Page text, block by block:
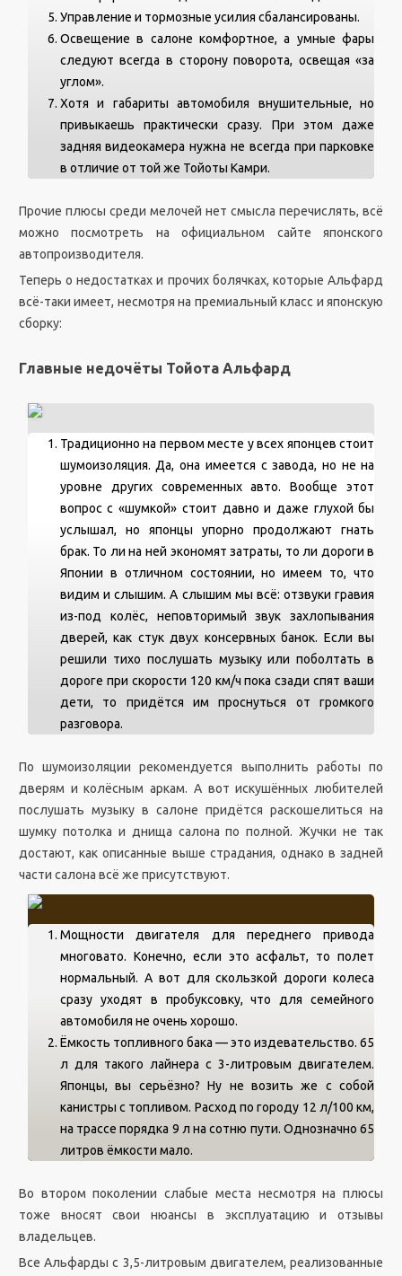
Управление и тормозные усилия сбалансированы.
Освещение в салоне комфортное, а умные фары
следуют всегда в сторону поворота, освещая «за
углом».
Хотя и габариты автомобиля внушительные, но
привыкаешь практически сразу. При этом даже
задняя видеокамера нужна не всегда при парковке
в отличие от той же Тойоты Камри.
Прочие плюсы среди мелочей нет смысла перечислять, всё
можно посмотреть на официальном сайте японского
автопроизводителя.
Теперь о недостатках и прочих болячках, которые Альфард
всё-таки имеет, несмотря на премиальный класс и японскую
сборку:
Главные недочёты Тойота Альфард
Традиционно на первом месте у всех японцев стоит
шумоизоляция. Да, она имеется с завода, но не на
уровне других современных авто. Вообще этот
вопрос с «шумкой» стоит давно и даже глухой бы
услышал, но японцы упорно продолжают гнать
брак. То ли на ней экономят затраты, то ли дороги в
Японии в отличном состоянии, но имеем то, что
видим и слышим. А слышим мы всё: отзвуки гравия
из-под колёс, неповторимый звук захлопывания
дверей, как стук двух консервных банок. Если вы
решили тихо послушать музыку или поболтать в
дороге при скорости 120 км/ч пока сзади спят ваши
дети, то придётся им проснуться от громкого
разговора.
По шумоизоляции рекомендуется выполнить работы по
дверям и колёсным аркам. А вот искушённых любителей
послушать музыку в салоне придётся раскошелиться на
шумку потолка и днища салона по полной. Жучки не так
достают, как описанные выше страдания, однако в задней
части салона всё же присутствуют.
Мощности двигателя для переднего привода
многовато. Конечно, если это асфальт, то полет
нормальный. А вот для скользкой дороги колеса
сразу уходят в пробуксовку, что для семейного
автомобиля не очень хорошо.
Ёмкость топливного бака — это издевательство. 65
л для такого лайнера с 3-литровым двигателем.
Японцы, вы серьёзно? Ну не возить же с собой
канистры с топливом. Расход по городу 12 л/100 км,
на трассе порядка 9 л на сотню пути. Однозначно 65
литров ёмкости мало.
Во втором поколении слабые места несмотря на плюсы
тоже вносят свои нюансы в эксплуатацию и отзывы
владельцев.
Все Альфарды с 3,5-литровым двигателем, реализованные